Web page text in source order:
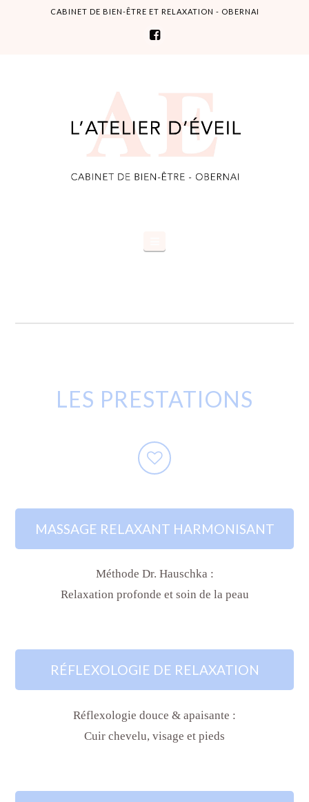
CABINET DE BIEN-ÊTRE ET RELAXATION - OBERNAI
L'Atelier
d'éveil
LES PRESTATIONS
MASSAGE RELAXANT HARMONISANT
Méthode Dr. Hauschka :
Relaxation profonde et soin de la peau
RÉFLEXOLOGIE DE RELAXATION
Réflexologie douce & apaisante :
Cuir chevelu, visage et pieds